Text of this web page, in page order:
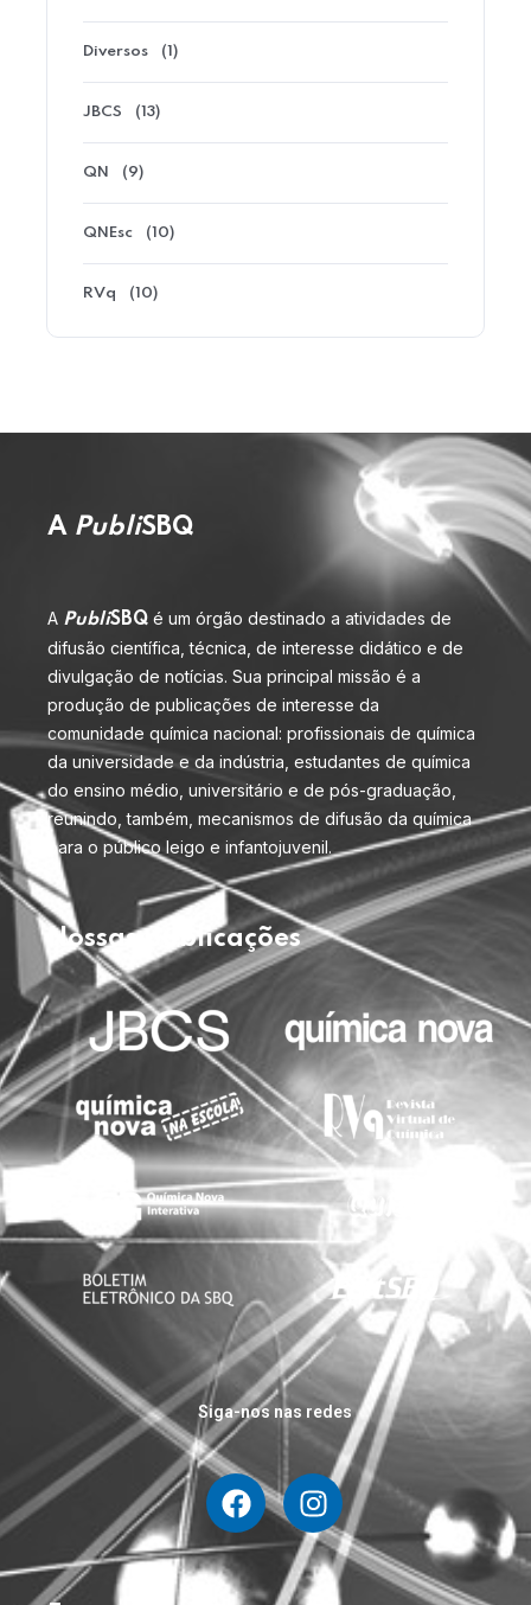
Diversos (1)
JBCS (13)
QN (9)
QNEsc (10)
RVq (10)
A PubliSBQ
A PubliSBQ é um órgão destinado a atividades de
difusão científica, técnica, de interesse didático e de
divulgação de notícias. Sua principal missão é a
produção de publicações de interesse da
comunidade química nacional: profissionais de química
da universidade e da indústria, estudantes de química
do ensino médio, universitário e de pós-graduação,
reunindo, também, mecanismos de difusão da química
para o público leigo e infantojuvenil.
Nossas publicações
Siga-nos nas redes